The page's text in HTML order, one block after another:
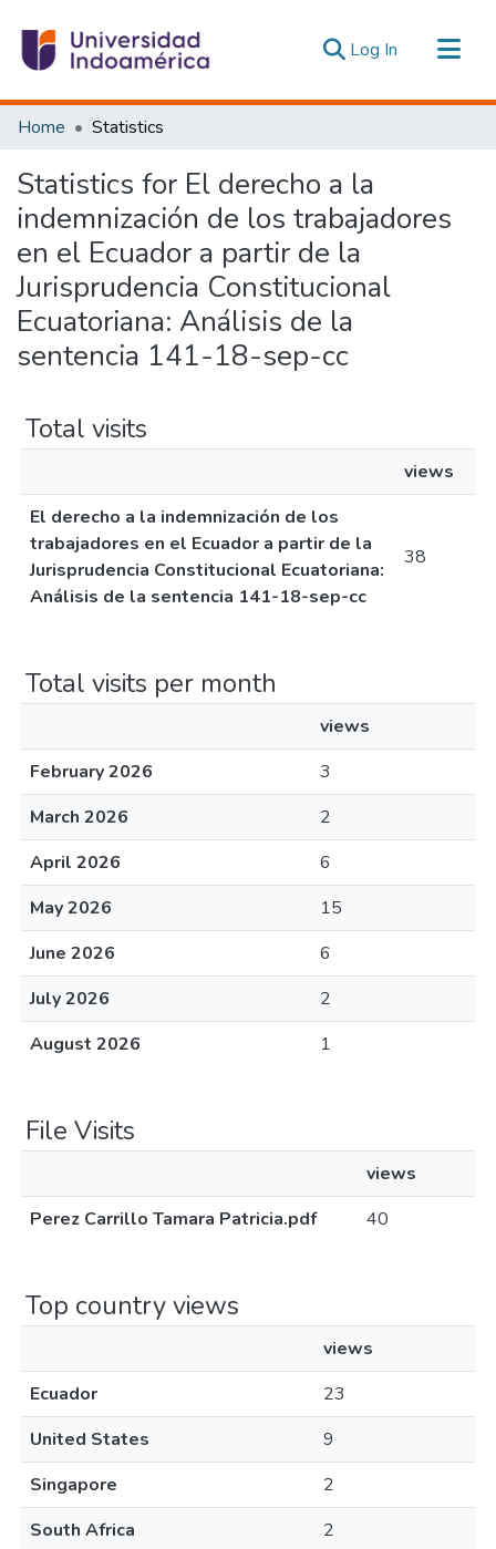
Log In (current)
Communities & Collections
Estadísticas Externas
Home Statistics
Statistics for El derecho a la
indemnización de los trabajadores
en el Ecuador a partir de la
Jurisprudencia Constitucional
Ecuatoriana: Análisis de la
sentencia 141-18-sep-cc
Total visits
views
El derecho a la indemnización de los
trabajadores en el Ecuador a partir de la
Jurisprudencia Constitucional Ecuatoriana:
Análisis de la sentencia 141-18-sep-cc
38
Total visits per month
views
February 2026
3
March 2026
2
April 2026
6
May 2026
15
June 2026
6
July 2026
2
August 2026
1
File Visits
views
Perez Carrillo Tamara Patricia.pdf
40
Top country views
views
Ecuador
23
United States
9
Singapore
2
South Africa
2